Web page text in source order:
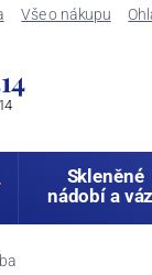
Vše o nákupu
Skleněné
nádobí a